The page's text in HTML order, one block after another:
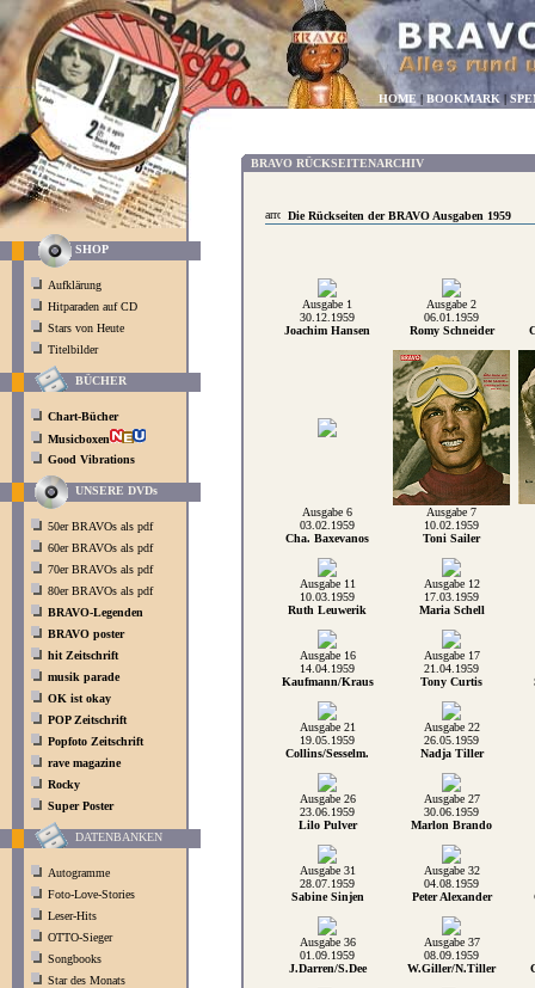
HOME | BOOKMARK |
SHOP
Aufklärung
Hitparaden auf CD
Stars von Heute
Titelbilder
BÜCHER
Chart-Bücher
Musicboxen
Good Vibrations
UNSERE DVDs
50er BRAVOs als pdf
60er BRAVOs als pdf
70er BRAVOs als pdf
80er BRAVOs als pdf
BRAVO-Legenden
BRAVO poster
hit Zeitschrift
musik parade
OK ist okay
POP Zeitschrift
Popfoto Zeitschrift
rave magazine
Rocky
Super Poster
DATENBANKEN
Autogramme
Foto-Love-Stories
Leser-Hits
OTTO-Sieger
Songbooks
Star des Monats
BRAVO RÜCKSEITENARCHIV
Die Rückseiten der BRAVO Ausgaben 1959
Ausgabe 1
Ausgabe 2
30.12.1959
06.01.1959
Joachim Hansen
Romy Schneider
Ausgabe 6
Ausgabe 7
03.02.1959
10.02.1959
Cha. Baxevanos
Toni Sailer
Ausgabe 11
Ausgabe 12
10.03.1959
17.03.1959
Ruth Leuwerik
Maria Schell
Ausgabe 16
Ausgabe 17
14.04.1959
21.04.1959
Kaufmann/Kraus
Tony Curtis
Ausgabe 21
Ausgabe 22
19.05.1959
26.05.1959
Collins/Sesselm.
Nadja Tiller
Ausgabe 26
Ausgabe 27
23.06.1959
30.06.1959
Lilo Pulver
Marlon Brando
Ausgabe 31
Ausgabe 32
28.07.1959
04.08.1959
Sabine Sinjen
Peter Alexander
Ausgabe 36
Ausgabe 37
01.09.1959
08.09.1959
J.Darren/S.Dee
W.Giller/N.Tiller